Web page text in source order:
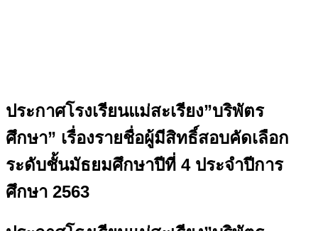
ประกาศโรงเรียนแม่สะเรียง”บริพัตร
ศึกษา” เรื่องรายชื่อผู้มีสิทธิ์สอบคัดเลือก
ระดับชั้นมัธยมศึกษาปีที่ 4 ประจำปีการ
ศึกษา 2563